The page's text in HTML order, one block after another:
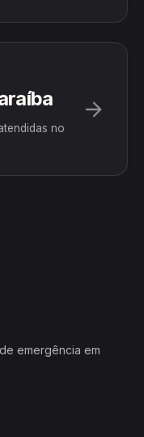
no
emergência em